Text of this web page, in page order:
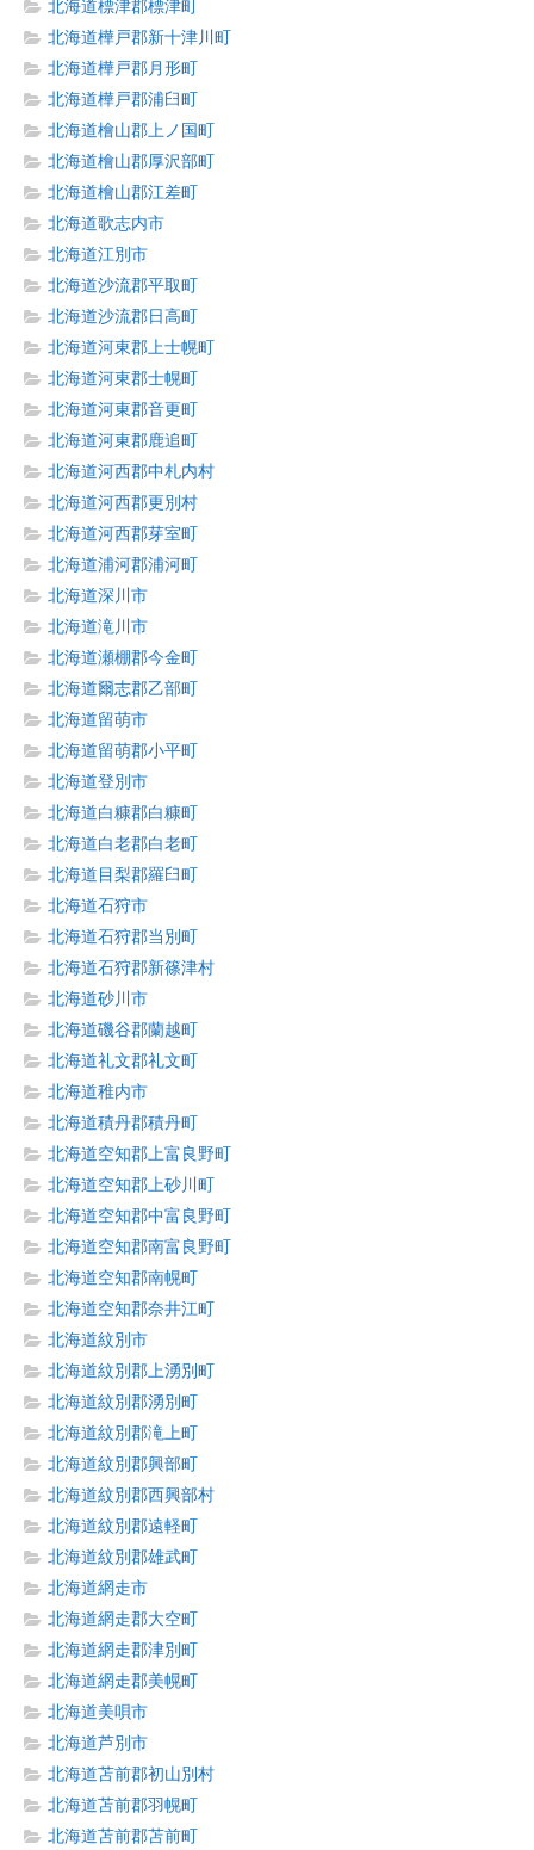
北海道標津郡標津町
北海道樺戸郡新十津川町
北海道樺戸郡月形町
北海道樺戸郡浦臼町
北海道檜山郡上ノ国町
北海道檜山郡厚沢部町
北海道檜山郡江差町
北海道歌志内市
北海道江別市
北海道沙流郡平取町
北海道沙流郡日高町
北海道河東郡上士幌町
北海道河東郡士幌町
北海道河東郡音更町
北海道河東郡鹿追町
北海道河西郡中札内村
北海道河西郡更別村
北海道河西郡芽室町
北海道浦河郡浦河町
北海道深川市
北海道滝川市
北海道瀬棚郡今金町
北海道爾志郡乙部町
北海道留萌市
北海道留萌郡小平町
北海道登別市
北海道白糠郡白糠町
北海道白老郡白老町
北海道目梨郡羅臼町
北海道石狩市
北海道石狩郡当別町
北海道石狩郡新篠津村
北海道砂川市
北海道磯谷郡蘭越町
北海道礼文郡礼文町
北海道稚内市
北海道積丹郡積丹町
北海道空知郡上富良野町
北海道空知郡上砂川町
北海道空知郡中富良野町
北海道空知郡南富良野町
北海道空知郡南幌町
北海道空知郡奈井江町
北海道紋別市
北海道紋別郡上湧別町
北海道紋別郡湧別町
北海道紋別郡滝上町
北海道紋別郡興部町
北海道紋別郡西興部村
北海道紋別郡遠軽町
北海道紋別郡雄武町
北海道網走市
北海道網走郡大空町
北海道網走郡津別町
北海道網走郡美幌町
北海道美唄市
北海道芦別市
北海道苫前郡初山別村
北海道苫前郡羽幌町
北海道苫前郡苫前町